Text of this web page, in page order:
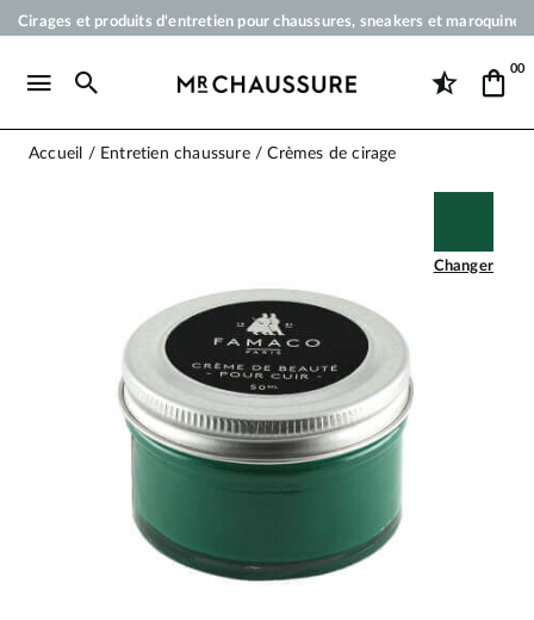
Cirages et produits d'entretien pour chaussures, sneakers et
Paiement en 3x 4x par carte bancaire dès 50 €
00
Accueil Entretien chaussure Crèmes de cirage
Changer